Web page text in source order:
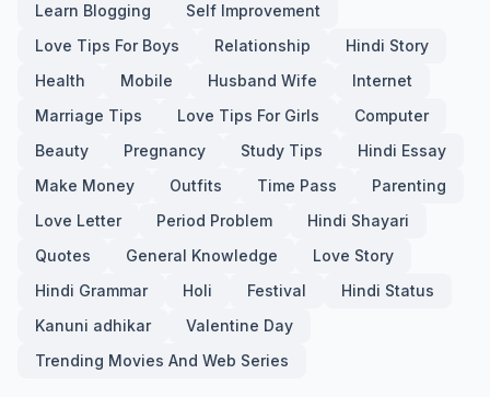
Learn Blogging
Self Improvement
Love Tips For Boys
Relationship
Hindi Story
Health
Mobile Husband Wife
Internet
Marriage Tips
Love Tips For Girls
Computer
Beauty
Pregnancy Study Tips
Hindi Essay
Make Money
Outfits Time Pass
Parenting
Love Letter
Period Problem
Hindi Shayari
Quotes
General Knowledge
Love Story
Hindi Grammar
Holi Festival
Hindi Status
Kanuni adhikar
Valentine Day
Trending Movies And Web Series